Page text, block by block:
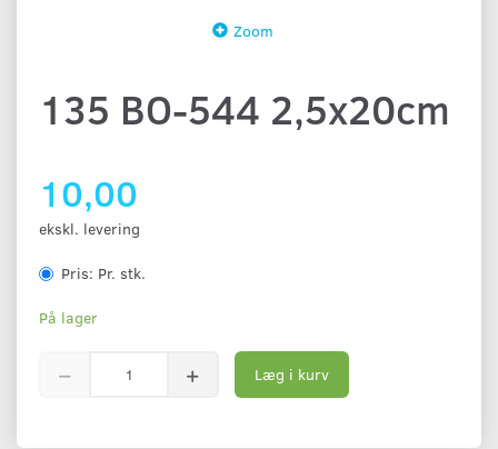
Zoom
135 BO-544 2,5x20cm
10,00
ekskl. levering
Pris: Pr. stk.
På lager
Læg i kurv